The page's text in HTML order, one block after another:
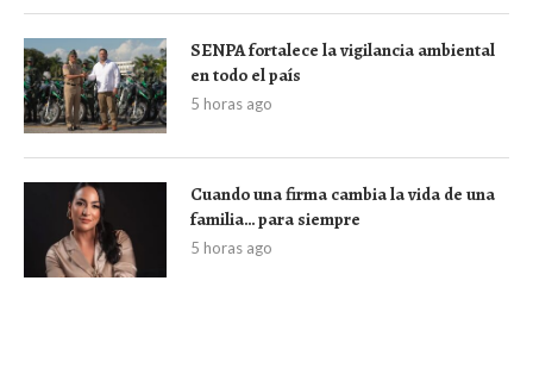
SENPA fortalece la vigilancia ambiental
en todo el país
5 horas ago
Cuando una firma cambia la vida de una
familia… para siempre
5 horas ago